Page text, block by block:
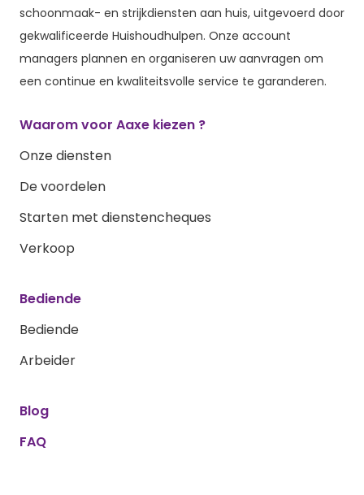
schoonmaak- en strijkdiensten aan huis, uitgevoerd door
gekwalificeerde Huishoudhulpen. Onze account
managers plannen en organiseren uw aanvragen om
een continue en kwaliteitsvolle service te garanderen.
Waarom voor Aaxe kiezen ?
Onze diensten
De voordelen
Starten met dienstencheques
Verkoop
Bediende
Bediende
Arbeider
Blog
FAQ